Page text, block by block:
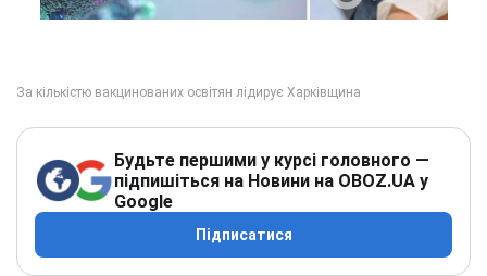
Будьте першими у курсі головного —
підпишіться на Новини на OBOZ.UA у
Google
Підписатися